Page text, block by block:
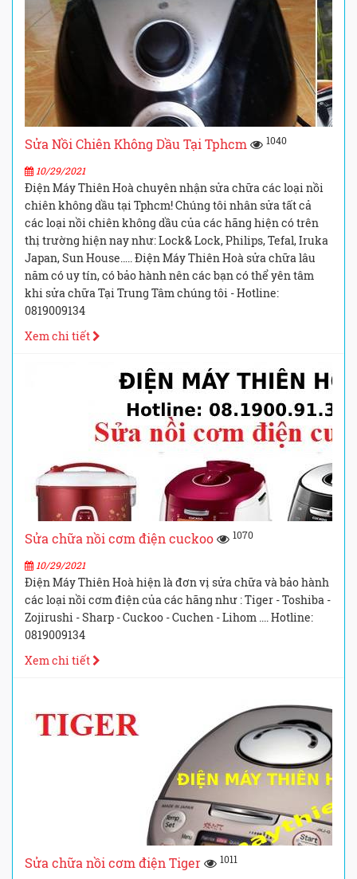
Sửa Nồi Chiên Không Dầu Tại Tphcm 1040
10/29/2021
Điện Máy Thiên Hoà chuyên nhận sửa chữa các loại nồi
chiên không dầu tại Tphcm! Chúng tôi nhân sửa tất cả
các loại nồi chiên không dầu của các hãng hiện có trên
thị trường hiện nay như: Lock& Lock, Philips, Tefal, Iruka
Japan, Sun House….. Điện Máy Thiên Hoà sửa chữa lâu
năm có uy tín, có bảo hành nên các bạn có thể yên tâm
khi sửa chữa Tại Trung Tâm chúng tôi - Hotline:
0819009134
Xem chi tiết
Sửa chữa nồi cơm điện cuckoo 1070
10/29/2021
Điện Máy Thiên Hoà hiện là đơn vị sửa chữa và bảo hành
các loại nồi cơm điện của các hãng như : Tiger - Toshiba -
Zojirushi - Sharp - Cuckoo - Cuchen - Lihom .... Hotline:
0819009134
Xem chi tiết
Sửa chữa nồi cơm điện Tiger 1011